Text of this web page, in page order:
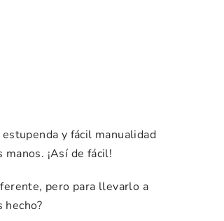
estupenda y fácil manualidad
¡Así de fácil!
pero para llevarlo a
hecho?